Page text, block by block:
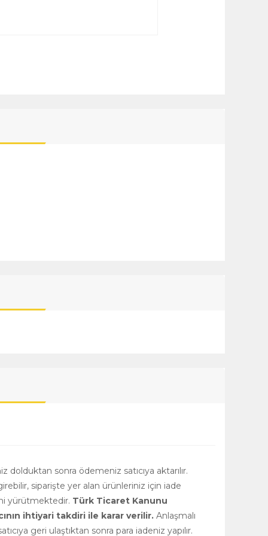
dolduktan sonra ödemeniz satıcıya aktarılır.
siparişte yer alan ürünleriniz için iade
yürütmektedir. Türk Ticaret Kanunu
ihtiyari takdiri ile karar verilir. Anlaşmalı
geri ulaştıktan sonra para iadeniz yapılır.